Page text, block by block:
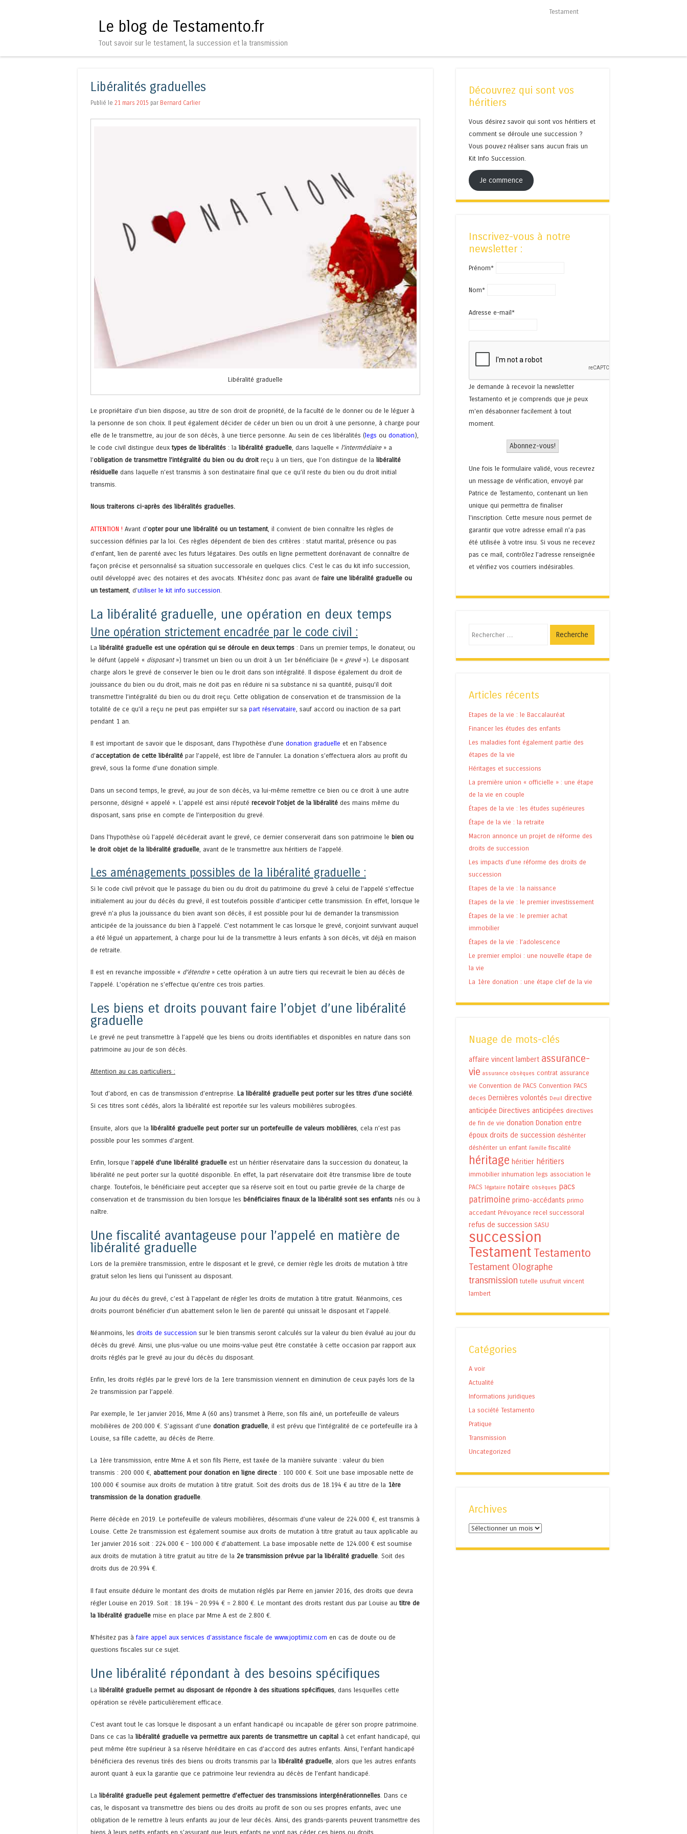
Le blog de Testamento.fr
Tout savoir sur le testament, la succession et la transmission
Testament
Libéralités graduelles
Publié le 21 mars 2015 par Bernard Carlier
Libéralité graduelle
Le propriétaire d’un bien dispose, au titre de son droit de propriété, de la faculté de le donner ou de le léguer à
la personne de son choix. Il peut également décider de céder un bien ou un droit à une personne, à charge pour
elle de le transmettre, au jour de son décès, à une tierce personne. Au sein de ces libéralités (legs ou donation),
le code civil distingue deuxtypes de libéralités : la libéralité graduelle, dans laquelle « l’intermédiaire» a
l’obligation de transmettre l’intégralité du bien ou du droitreçu à un tiers, que l’on distingue de la libéralité
résiduelle dans laquelle n’est transmis à son destinataire final que ce qu’il reste du bien ou du droit initial
transmis.
Nous traiterons ci-après des libéralités graduelles.
ATTENTION ! Avant d’opter pour une libéralité ou un testament , il convient de bien connaître les règles de
succession définies par la loi. Ces règles dépendent de bien des critères : statut marital, présence ou pas
d’enfant, lien de parenté avec les futurs légataires. Des outils en ligne permettent dorénavant de connaître de
façon précise et personnalisé sa situation successorale en quelques clics. C’est le cas du kit info succession,
outil développé avec des notaires et des avocats. N’hésitez donc pas avant defaire une libéralité graduelle ou
un testament , d’utiliser le kit info succession
La libéralité graduelle, une opération en deux temps
Une opération strictement encadrée par le code civil :
La libéralité graduelle est une opération qui se déroule en deux temps : Dans un premier temps, le donateur, ou
le défunt (appelé « disposant») transmet un bien ou un droit à un 1er bénéficiaire (le « grevé»). Le disposant
charge alors le grevé de conserver le bien ou le droit dans son intégralité. Il dispose également du droit de
jouissance du bien ou du droit, mais ne doit pas en réduire ni sa substance ni sa quantité, puisqu’il doit
transmettre l’intégralité du bien ou du droit reçu. Cette obligation de conservation et de transmission de la
totalité de ce qu’il a reçu ne peut pas empiéter sur sa part réservataire, sauf accord ou inaction de sa part
pendant 1 an.
Il est important de savoir que le disposant, dans l’hypothèse d’une donation graduelle et en l’absence
d’acceptation de cette libéralité par l’appelé, est libre de l’annuler. La donation s’effectuera alors au profit du
grevé, sous la forme d’une donation simple.
Dans un second temps, le grevé, au jour de son décès, va lui-même remettre ce bien ou ce droit à une autre
personne, désigné « appelé ». L’appelé est ainsi réputé recevoir l’objet de la libéralité des mains même du
disposant, sans prise en compte de l’interposition du grevé.
Dans l’hypothèse où l’appelé décéderait avant le grevé, ce dernier conserverait dans son patrimoine le bien ou
le droit objet de la libéralité graduelle , avant de le transmettre aux héritiers de l’appelé.
Les aménagements possibles de la libéralité graduelle :
Si le code civil prévoit que le passage du bien ou du droit du patrimoine du grevé à celui de l’appelé s’effectue
initialement au jour du décès du grevé, il est toutefois possible d’anticiper cette transmission. En effet, lorsque le
grevé n’a plus la jouissance du bien avant son décès, il est possible pour lui de demander la transmission
anticipée de la jouissance du bien à l’appelé. C’est notamment le cas lorsque le grevé, conjoint survivant auquel
a été légué un appartement, à charge pour lui de la transmettre à leurs enfants à son décès, vit déjà en maison
de retraite.
Il est en revanche impossible « d’étendre» cette opération à un autre tiers qui recevrait le bien au décès de
l’appelé. L’opération ne s’effectue qu’entre ces trois parties.
Les biens et droits pouvant faire l’objet d’une libéralité
graduelle
Le grevé ne peut transmettre à l’appelé que les biens ou droits identifiables et disponibles en nature dans son
patrimoine au jour de son décès.
Attention au cas particuliers :
Tout d’abord, en cas de transmission d’entreprise. La libéralité graduelle peut porter sur les titres d’une société.
Si ces titres sont cédés, alors la libéralité est reportée sur les valeurs mobilières subrogées.
Ensuite, alors que la libéralité graduelle peut porter sur un portefeuille de valeurs mobilières , cela n’est pas
possible pour les sommes d’argent.
Enfin, lorsque l’appelé d’une libéralité graduelle est un héritier réservataire dans la succession du donateur, la
libéralité ne peut porter sur la quotité disponible. En effet, la part réservataire doit être transmise libre de toute
charge. Toutefois, le bénéficiaire peut accepter que sa réserve soit en tout ou partie grevée de la charge de
conservation et de transmission du bien lorsque les bénéficiaires finaux de la libéralité sont ses enfants nés ou à
naître.
Une fiscalité avantageuse pour l’appelé en matière de
libéralité graduelle
Lors de la première transmission, entre le disposant et le grevé, ce dernier règle les droits de mutation à titre
gratuit selon les liens qui l’unissent au disposant.
Au jour du décès du grevé, c’est à l’appelant de régler les droits de mutation à titre gratuit. Néanmoins, ces
droits pourront bénéficier d’un abattement selon le lien de parenté qui unissait le disposant et l’appelé.
Néanmoins, les droits de succession sur le bien transmis seront calculés sur la valeur du bien évalué au jour du
décès du grevé. Ainsi, une plus-value ou une moins-value peut être constatée à cette occasion par rapport aux
droits réglés par le grevé au jour du décès du disposant.
Enfin, les droits réglés par le grevé lors de la 1ere transmission viennent en diminution de ceux payés lors de la
2e transmission par l’appelé.
Par exemple, le 1er janvier 2016, Mme A (60 ans) transmet à Pierre, son fils ainé, un portefeuille de valeurs
mobilières de 200.000 €. S’agissant d’une donation graduelle, il est prévu que l’intégralité de ce portefeuille ira à
Louise, sa fille cadette, au décès de Pierre.
La 1ère transmission, entre Mme A et son fils Pierre, est taxée de la manière suivante : valeur du bien
transmis : 200 000 €, abattement pour donation en ligne directe : 100 000 €. Soit une base imposable nette de
100.000 € soumise aux droits de mutation à titre gratuit. Soit des droits dus de 18.194 € au titre de la 1ère
transmission de la donation graduelle.
Pierre décède en 2019. Le portefeuille de valeurs mobilières, désormais d’une valeur de 224.000 €, est transmis à
Louise. Cette 2e transmission est également soumise aux droits de mutation à titre gratuit au taux applicable au
1er janvier 2016 soit : 224.000 € – 100.000 € d’abattement. La base imposable nette de 124.000 € est soumise
aux droits de mutation à titre gratuit au titre de la 2e transmission prévue par la libéralité graduelle. Soit des
droits dus de 20.994 €.
Il faut ensuite déduire le montant des droits de mutation réglés par Pierre en janvier 2016, des droits que devra
régler Louise en 2019. Soit : 18.194 – 20.994 € = 2.800 €. Le montant des droits restant dus par Louise autitre de
la libéralité graduelle mise en place par Mme A est de 2.800 €.
N’hésitez pas àfaire appel aux services d’assistance fiscale de www.joptimiz.com en cas de doute ou de
questions fiscales sur ce sujet.
Une libéralité répondant à des besoins spécifiques
La libéralité graduelle permet au disposant de répondre à des situations spécifiques , dans lesquelles cette
opération se révèle particulièrement efficace.
C’est avant tout le cas lorsque le disposant a un enfant handicapé ou incapable de gérer son propre patrimoine.
Dans ce cas la libéralité graduelle va permettre aux parents de transmettre un capital à cet enfant handicapé, qui
peut même être supérieur à sa réserve héréditaire en cas d’accord des autres enfants. Ainsi, l’enfant handicapé
bénéficiera des revenus tirés des biens ou droits transmis par la libéralité graduelle , alors que les autres enfants
auront quant à eux la garantie que ce patrimoine leur reviendra au décès de l’enfant handicapé.
La libéralité graduelle peut également permettre d’effectuer des transmissions intergénérationnelles . Dans ce
cas, le disposant va transmettre des biens ou des droits au profit de son ou ses propres enfants, avec une
obligation de le remettre à leurs enfants au jour de leur décès. Ainsi, des grands-parents peuvent transmettre des
biens à leurs petits enfants en s’assurant que leurs enfants ne vont pas céder ces biens ou droits.
Découvrez qui sont vos
héritiers
Vous désirez savoir qui sont vos héritiers et
comment se déroule une succession ?
Vous pouvez réaliser sans aucun frais un
Kit Info Succession.
Je commence
Inscrivez-vous à notre
newsletter :
Prénom*
Nom*
Adresse e-mail*
Je demande à recevoir la newsletter
Testamento et je comprends que je peux
m'en désabonner facilement à tout
moment.
Une fois le formulaire validé, vous recevrez
un message de vérification, envoyé par
Patrice de Testamento, contenant un lien
unique qui permettra de finaliser
l'inscription. Cette mesure nous permet de
garantir que votre adresse email n’a pas
été utilisée à votre insu. Si vous ne recevez
pas ce mail, contrôlez l’adresse renseignée
et vérifiez vos courriers indésirables.
Articles récents
Etapes de la vie : le Baccalauréat
Financer les études des enfants
Les maladies font également partie des
étapes de la vie
Héritages et successions
La première union « officielle » : une étape
de la vie en couple
Étapes de la vie : les études supérieures
Étape de la vie : la retraite
Macron annonce un projet de réforme des
droits de succession
Les impacts d’une réforme des droits de
succession
Etapes de la vie : la naissance
Etapes de la vie : le premier investissement
Étapes de la vie : le premier achat
immobilier
Étapes de la vie : l’adolescence
Le premier emploi : une nouvelle étape de
la vie
La 1ère donation : une étape clef de la vie
Nuage de mots-clés
affaire vincent lambert assurance-
vie assurance obsèques contrat assurance
vie Convention de PACS Convention PACS
deces Dernières volontés Deuil directive
anticipée Directives anticipées directives
de fin de vie donation Donation entre
époux droits de succession déshériter
déshériter un enfant Famille fiscalité
héritage héritier héritiers
immobilier inhumation legs association le
PACS légataire notaire obsèques pacs
patrimoine primo-accédants primo
accedant Prévoyance recel successoral
refus de succession SASU
succession
Testament Testamento
Testament Olographe
transmission tutelle usufruit vincent
lambert
Catégories
A voir
Actualité
Informations juridiques
La société Testamento
Pratique
Transmission
Uncategorized
Archives
Archives